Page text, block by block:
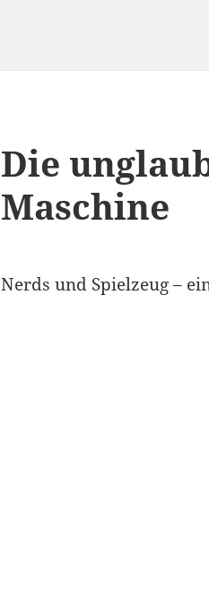
Die
Maschine
Nerds und Spielzeug –